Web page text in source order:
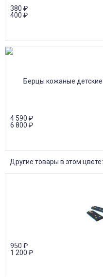
380 ₽
400 ₽
4 590 ₽
6 800 ₽
Другие товары в этом цвете:
950 ₽
1 200 ₽